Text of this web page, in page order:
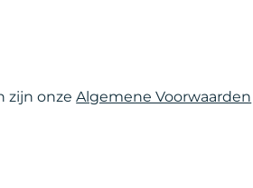
zijn onzeAlgemene Voorwaarden